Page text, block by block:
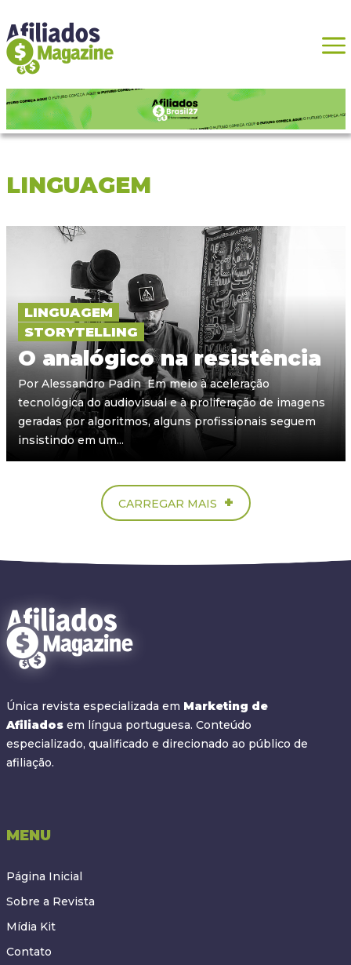
LINGUAGEM
LINGUAGEM
STORYTELLING
O analógico na resistência
Por Alessandro Padin Em meio à aceleração
tecnológica do audiovisual e à proliferação de imagens
geradas por algoritmos, alguns profissionais seguem
insistindo em um...
CARREGAR MAIS +
Única revista especializada em Marketing de
Afiliados em língua portuguesa. Conteúdo
especializado, qualificado e direcionado ao público de
afiliação.
MENU
Página Inicial
Sobre a Revista
Mídia Kit
Contato